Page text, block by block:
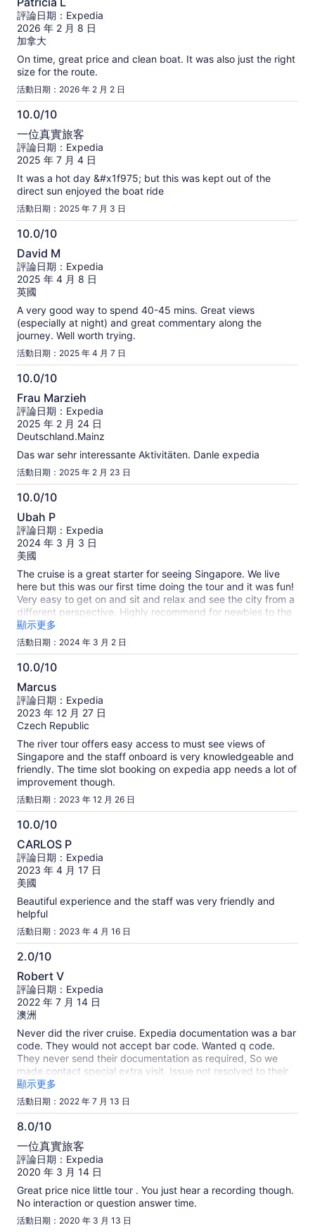
資
訊
分，
滿
分
10
分
評論日期：Expedia
2026 年 2 月 8 日
加拿大
On time, great price and clean boat. It was also just the right
size for the route.
活動日期：2026 年 2 月 2 日
10.0/10
10.0
分，
滿
分
10
分
一位真實旅客
評論日期：Expedia
2025 年 7 月 4 日
It was a hot day &#x1f975; but this was kept out of the
direct sun enjoyed the boat ride
活動日期：2025 年 7 月 3 日
10.0/10
10.0
分，
滿
分
10
分
David M
評論日期：Expedia
2025 年 4 月 8 日
英國
A very good way to spend 40-45 mins. Great views
(especially at night) and great commentary along the
journey. Well worth trying.
活動日期：2025 年 4 月 7 日
10.0/10
10.0
分，
滿
分
10
分
Frau Marzieh
評論日期：Expedia
2025 年 2 月 24 日
Deutschland.Mainz
Das war sehr interessante Aktivitäten. Danle expedia
活動日期：2025 年 2 月 23 日
10.0/10
10.0
分，
滿
分
10
分
Ubah P
評論日期：Expedia
2024 年 3 月 3 日
美國
The cruise is a great starter for seeing Singapore. We live
here but this was our first time doing the tour and it was fun!
Very easy to get on and sit and relax and see the city from a
different perspective. Highly recommend for newbies to the
city.
顯示更多
活動日期：2024 年 3 月 2 日
10.0/10
10.0
分，
滿
分
10
分
Marcus
評論日期：Expedia
2023 年 12 月 27 日
Czech Republic
The river tour offers easy access to must see views of
Singapore and the staff onboard is very knowledgeable and
friendly. The time slot booking on expedia app needs a lot of
improvement though.
活動日期：2023 年 12 月 26 日
10.0/10
10.0
分，
滿
分
10
分
CARLOS P
評論日期：Expedia
2023 年 4 月 17 日
美國
Beautiful experience and the staff was very friendly and
helpful
活動日期：2023 年 4 月 16 日
2.0/10
2.0
分，
滿
分
10
分
Robert V
評論日期：Expedia
2022 年 7 月 14 日
澳洲
Never did the river cruise. Expedia documentation was a bar
code. They would not accept bar code. Wanted q code.
They never send their documentation as required, So we
made contact special extra visit. Issue not resolved to their
satisfaction so could not do river cruise. Found their attitude
extremely poor, poor communication skill, they have
absolutely no customer interest or understanding. Stronly
recommend expedita not deal with organisation like
Singapore River Cruise. Now will have to spend time and
effort trying to get full refund from expedita so everyone
looses. Robert Vecci .
顯示更多
活動日期：2022 年 7 月 13 日
8.0/10
8.0
分，
滿
分
10
分
一位真實旅客
評論日期：Expedia
2020 年 3 月 14 日
Great price nice little tour . You just hear a recording though.
No interaction or question answer time.
活動日期：2020 年 3 月 13 日